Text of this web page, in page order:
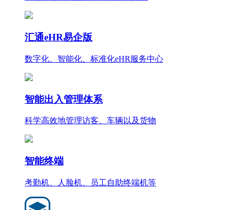
汇通eHR易企版
数字化、智能化、标准化eHR服务中心
智能出入管理体系
科学高效地管理访客、车辆以及货物
智能终端
考勤机、人脸机、员工自助终端机等